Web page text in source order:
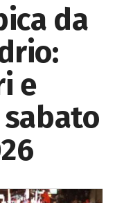
da
e